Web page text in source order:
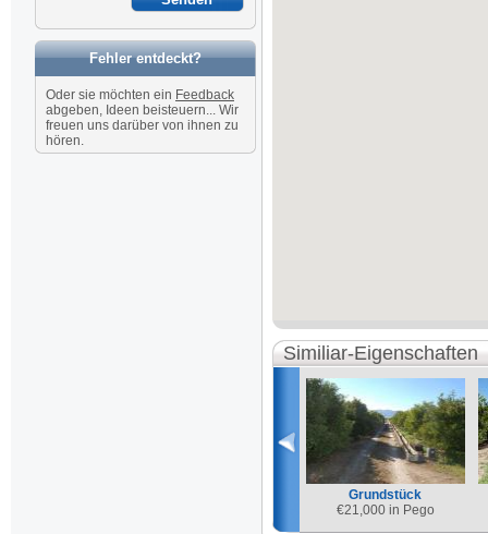
Fehler entdeckt?
Oder sie möchten ein Feedback
abgeben, Ideen beisteuern... Wir
freuen uns darüber von ihnen zu
hören.
Similiar-Eigenschaften
Grundstück
€21,000 in Pego